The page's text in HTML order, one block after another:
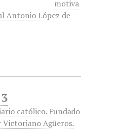
motiva
Antonio López de
católico. Fundado
Agüeros.